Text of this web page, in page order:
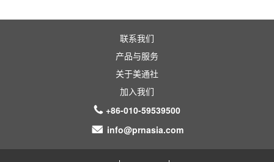
联系我们
产品与服务
关于美通社
加入我们
+86-010-59539500
info@prnasia.com